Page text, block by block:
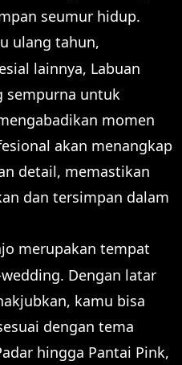
seumur hidup.
ulang tahun,
lainnya, Labuan
sempurna untuk
momen
akan menangkap
detail, memastikan
dan tersimpan dalam
merupakan tempat
Dengan latar
kamu bisa
dengan tema
hingga Pantai Pink,